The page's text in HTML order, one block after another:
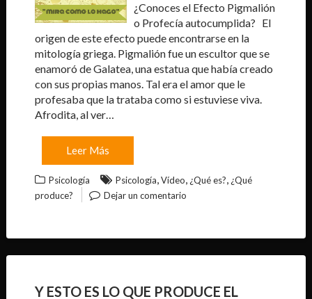
¿Conoces el Efecto Pigmalión
o Profecía autocumplida? El
origen de este efecto puede encontrarse en la
mitología griega. Pigmalión fue un escultor que se
enamoró de Galatea, una estatua que había creado
con sus propias manos. Tal era el amor que le
profesaba que la trataba como si estuviese viva.
Afrodita, al ver…
Leer Más
Psicología Psicología,Vídeo, ¿Qué es?, ¿Qué
produce?
Dejar un comentario
Y ESTO ES LO QUE PRODUCE EL